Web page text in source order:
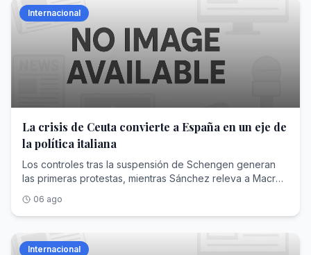
Internacional
La crisis de Ceuta convierte a España en un eje de
la política italiana
Los controles tras la suspensión de Schengen generan
las primeras protestas, mientras Sánchez releva a Macron
06 ago
Internacional